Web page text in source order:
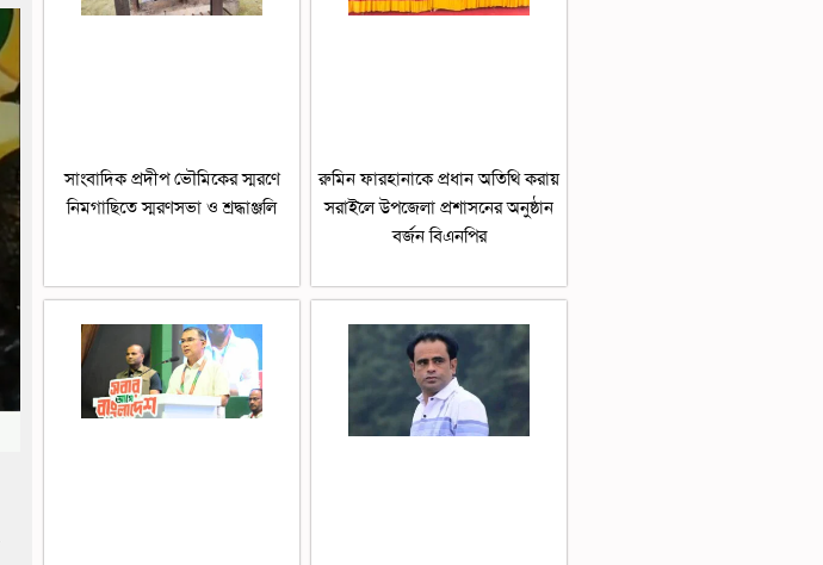
সাংবাদিক প্রদীপ ভৌমিকের স্মরণে
নিমগাছিতে স্মরণসভা ও শ্রদ্ধাঞ্জলি
রুমিন ফারহানাকে প্রধান অতিথি করায়
সরাইলে উপজেলা প্রশাসনের অনুষ্ঠান
বর্জন বিএনপির